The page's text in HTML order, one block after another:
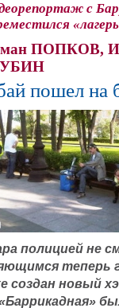
с
ПОПКОВ,
пошел на
полицией не
новый